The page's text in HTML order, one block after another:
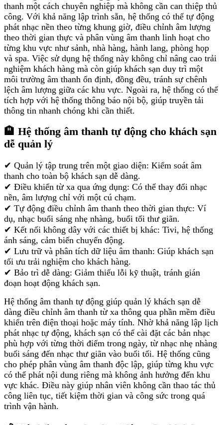
thanh một cách chuyên nghiệp mà không cần can thiệp thủ
công. Với khả năng lập trình sẵn, hệ thống có thể tự động
phát nhạc nền theo từng khung giờ, điều chỉnh âm lượng
theo thời gian thực và phân vùng âm thanh linh hoạt cho
từng khu vực như sảnh, nhà hàng, hành lang, phòng họp
và spa. Việc sử dụng hệ thống này không chỉ nâng cao trải
nghiệm khách hàng mà còn giúp khách sạn duy trì một
môi trường âm thanh ổn định, đồng đều, tránh sự chênh
lệch âm lượng giữa các khu vực. Ngoài ra, hệ thống có thể
tích hợp với hệ thống thông báo nội bộ, giúp truyền tải
thông tin nhanh chóng khi cần thiết.
🏨 Hệ thống âm thanh tự động cho khách sạn
dễ quản lý
✔ Quản lý tập trung trên một giao diện: Kiểm soát âm
thanh cho toàn bộ khách sạn dễ dàng.
✔ Điều khiển từ xa qua ứng dụng: Có thể thay đổi nhạc
nền, âm lượng chỉ với một cú chạm.
✔ Tự động điều chỉnh âm thanh theo thời gian thực: Ví
dụ, nhạc buổi sáng nhẹ nhàng, buổi tối thư giãn.
✔ Kết nối không dây với các thiết bị khác: Tivi, hệ thống
ánh sáng, cảm biến chuyển động.
✔ Lưu trữ và phân tích dữ liệu âm thanh: Giúp khách sạn
tối ưu trải nghiệm cho khách hàng.
✔ Bảo trì dễ dàng: Giảm thiểu lỗi kỹ thuật, tránh gián
đoạn hoạt động khách sạn.
Hệ thống âm thanh tự động giúp quản lý khách sạn dễ
dàng điều chỉnh âm thanh từ xa thông qua phần mềm điều
khiển trên điện thoại hoặc máy tính. Nhờ khả năng lập lịch
phát nhạc tự động, khách sạn có thể cài đặt các bản nhạc
phù hợp với từng thời điểm trong ngày, từ nhạc nhẹ nhàng
buổi sáng đến nhạc thư giãn vào buổi tối. Hệ thống cũng
cho phép phân vùng âm thanh độc lập, giúp từng khu vực
có thể phát nội dung riêng mà không ảnh hưởng đến khu
vực khác. Điều này giúp nhân viên không cần thao tác thủ
công liên tục, tiết kiệm thời gian và công sức trong quá
trình vận hành.